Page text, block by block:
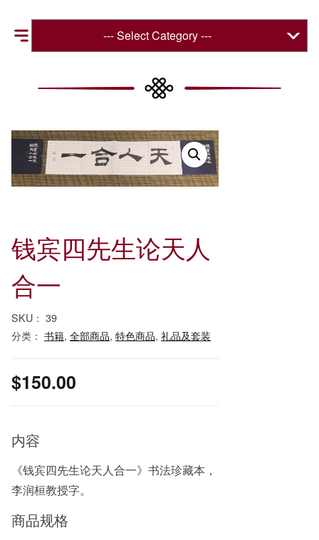
--- Select Category ---
钱宾四先生论天人
合一
SKU： 39
分类： 书籍, 全部商品, 特色商品, 礼品及套装
$150.00
内容
《钱宾四先生论天人合一》书法珍藏本，
李润桓教授字。
商品规格